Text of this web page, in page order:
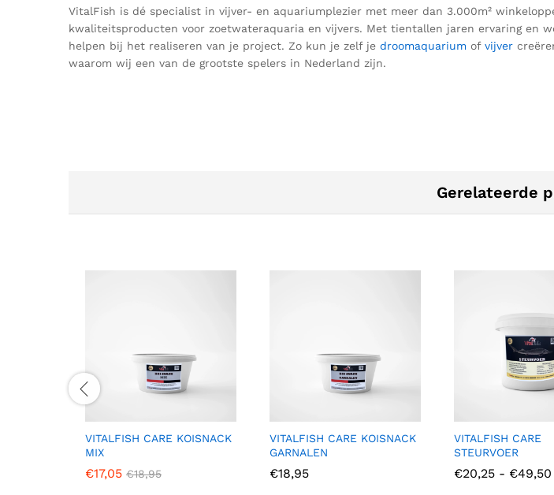
VitalFish is dé specialist in vijver- en aquariumplezier met meer dan 3.000m²
kwaliteitsproducten voor zoetwateraquaria en vijvers. Met tientallen jaren ervaring en
helpen bij het realiseren van je project. Zo kun je zelf je droomaquarium of vijver
waarom wij een van de grootste spelers in Nederland zijn.
Gerelateerde
VITALFISH CARE KOISNACK
MIX
€17,05 €18,95
VITALFISH CARE KOISNACK
GARNALEN
€18,95
VITALFISH CARE
STEURVOER
€20,25 - €49,50